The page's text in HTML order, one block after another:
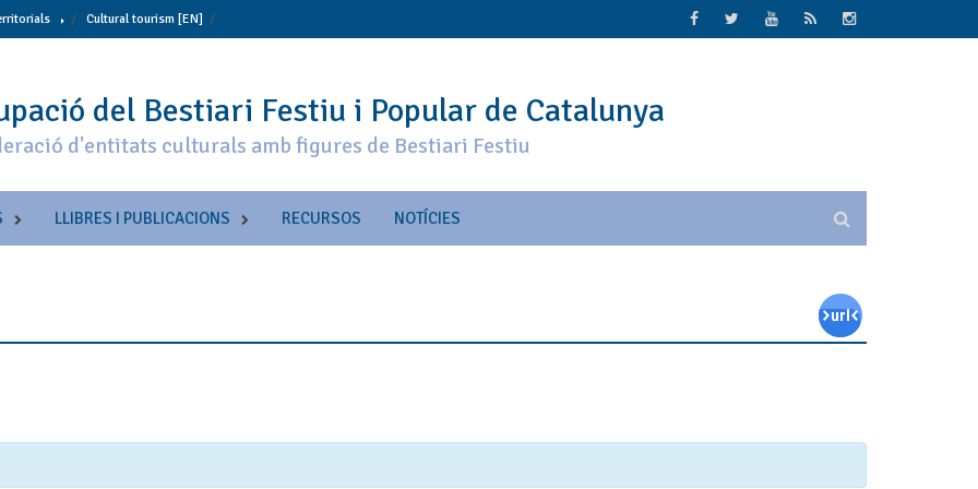
Cultural tourism [EN]
del Bestiari Festiu i Popular de Catalunya
d'entitats culturals amb figures de Bestiari Festiu
LLIBRES I PUBLICACIONS RECURSOS NOTÍCIES